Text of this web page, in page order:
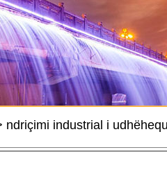
industrial i